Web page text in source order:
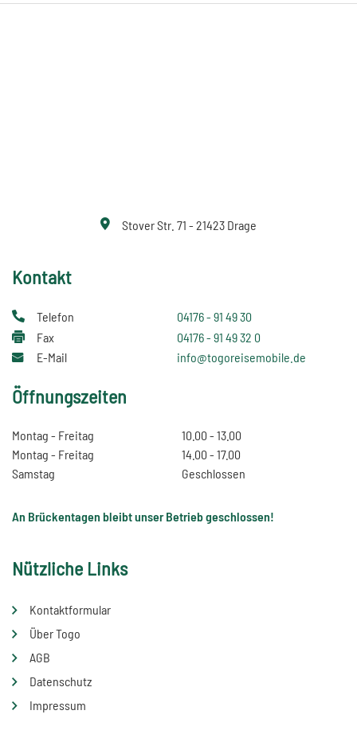
Stover Str. 71 - 21423 Drage
Kontakt
Telefon
04176 - 91 49 30
Fax
04176 - 91 49 32 0
E-Mail
info@togoreisemobile.de
Öffnungszeiten
Montag - Freitag
10.00 - 13.00
Montag - Freitag
14.00 - 17.00
Samstag
Geschlossen
An Brückentagen bleibt unser Betrieb geschlossen!
Nützliche Links
Kontaktformular
Über Togo
AGB
Datenschutz
Impressum